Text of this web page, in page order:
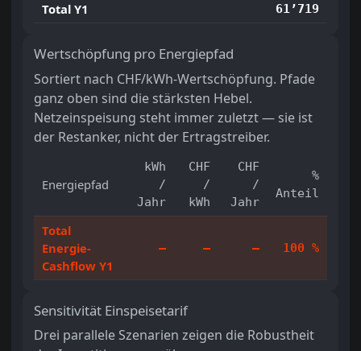
Total Y1 61’719
Wertschöpfung pro Energiepfad
Sortiert nach CHF/kWh-Wertschöpfung. Pfade
ganz oben sind die stärksten Hebel.
Netzeinspeisung steht immer zuletzt — sie ist
der Restanker, nicht der Ertragstreiber.
Energiepfad
kWh
/
Jahr
CHF
/
kWh
CHF
/
Jahr
%
Anteil
Total
Energie-
Cashflow Y1
— — — 100 %
Sensitivität Einspeisetarif
Drei parallele Szenarien zeigen die Robustheit